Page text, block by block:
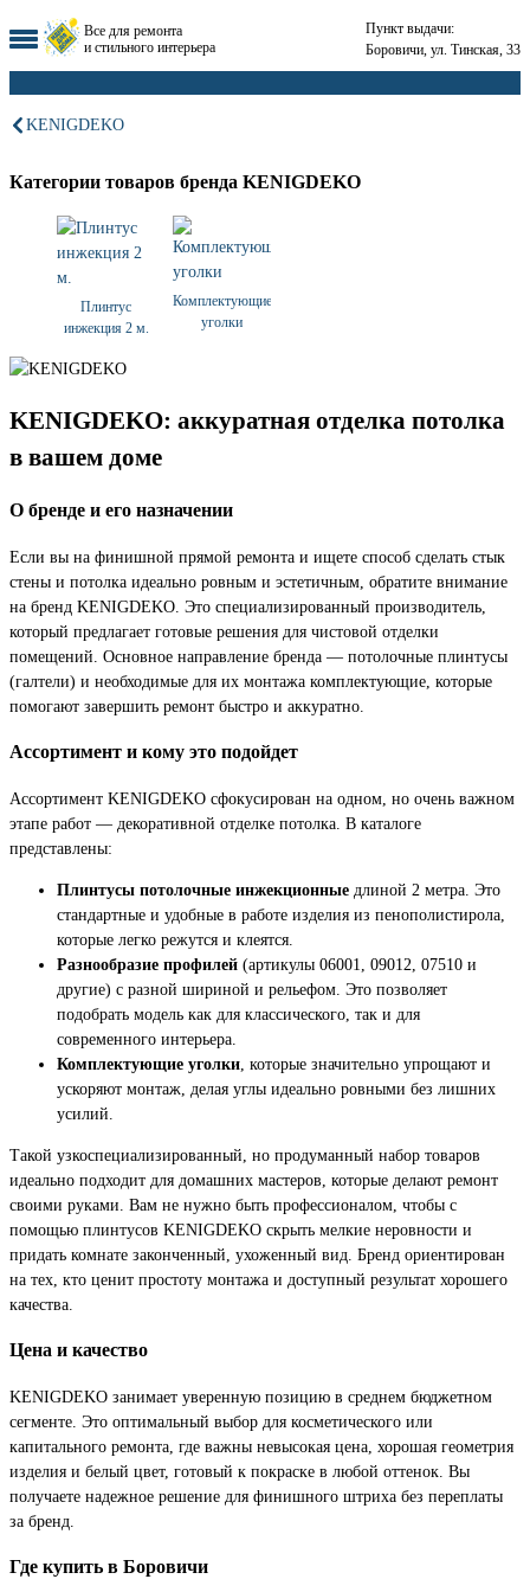
Все для ремонта
и стильного интерьера
Пункт выдачи:
Боровичи, ул. Тинская, 33
KENIGDEKO
Категории товаров бренда KENIGDEKO
Плинтус
инжекция 2 м.
Комплектующие
уголки
KENIGDEKO: аккуратная отделка потолка
в вашем доме
О бренде и его назначении
Если вы на финишной прямой ремонта и ищете способ сделать стык
стены и потолка идеально ровным и эстетичным, обратите внимание
на бренд KENIGDEKO. Это специализированный производитель,
который предлагает готовые решения для чистовой отделки
помещений. Основное направление бренда — потолочные плинтусы
(галтели) и необходимые для их монтажа комплектующие, которые
помогают завершить ремонт быстро и аккуратно.
Ассортимент и кому это подойдет
Ассортимент KENIGDEKO сфокусирован на одном, но очень важном
этапе работ — декоративной отделке потолка. В каталоге
представлены:
Плинтусы потолочные инжекционные длиной 2 метра. Это
стандартные и удобные в работе изделия из пенополистирола,
которые легко режутся и клеятся.
Разнообразие профилей (артикулы 06001, 09012, 07510 и
другие) с разной шириной и рельефом. Это позволяет
подобрать модель как для классического, так и для
современного интерьера.
Комплектующие уголки , которые значительно упрощают и
ускоряют монтаж, делая углы идеально ровными без лишних
усилий.
Такой узкоспециализированный, но продуманный набор товаров
идеально подходит для домашних мастеров, которые делают ремонт
своими руками. Вам не нужно быть профессионалом, чтобы с
помощью плинтусов KENIGDEKO скрыть мелкие неровности и
придать комнате законченный, ухоженный вид. Бренд ориентирован
на тех, кто ценит простоту монтажа и доступный результат хорошего
качества.
Цена и качество
KENIGDEKO занимает уверенную позицию в среднем бюджетном
сегменте. Это оптимальный выбор для косметического или
капитального ремонта, где важны невысокая цена, хорошая геометрия
изделия и белый цвет, готовый к покраске в любой оттенок. Вы
получаете надежное решение для финишного штриха без переплаты
за бренд.
Где купить в Боровичи